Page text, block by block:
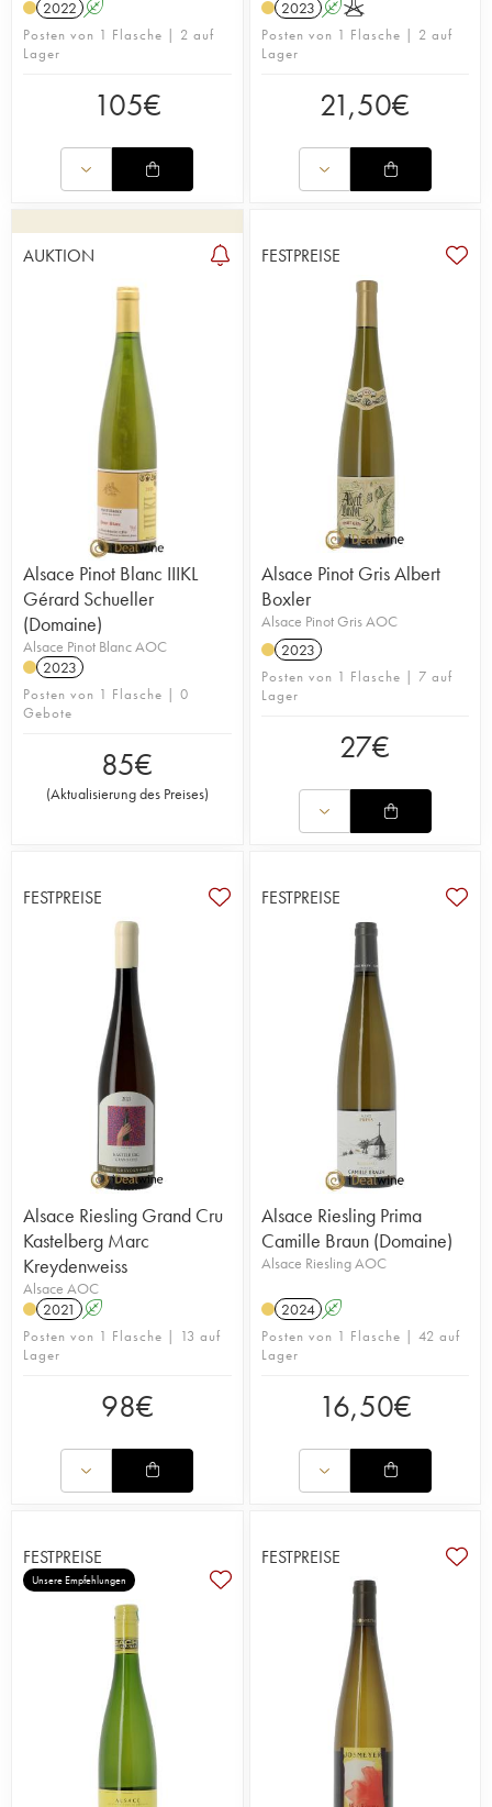
2022 A
Posten von 1 Flasche | 2 auf
Lager
105€
2023 AK
Posten von 1 Flasche | 2 auf
Lager
21,50€
AUKTION
Alsace Pinot Blanc IIIKL
Gérard Schueller
(Domaine)
Alsace Pinot Blanc AOC
2023
Posten von 1 Flasche | 0
Gebote
85€
(Aktualisierung des Preises)
FESTPREISE
Alsace Pinot Gris Albert
Boxler
Alsace Pinot Gris AOC
2023
Posten von 1 Flasche | 7 auf
Lager
27€
FESTPREISE
Alsace Riesling Grand Cru
Kastelberg Marc
Kreydenweiss
Alsace AOC
2021
A
Posten von 1 Flasche | 13 auf
Lager
98€
FESTPREISE
Alsace Riesling Prima
Camille Braun (Domaine)
Alsace Riesling AOC
2024 A
Posten von 1 Flasche | 42 auf
Lager
16,50€
FESTPREISE
Unsere Empfehlungen
FESTPREISE